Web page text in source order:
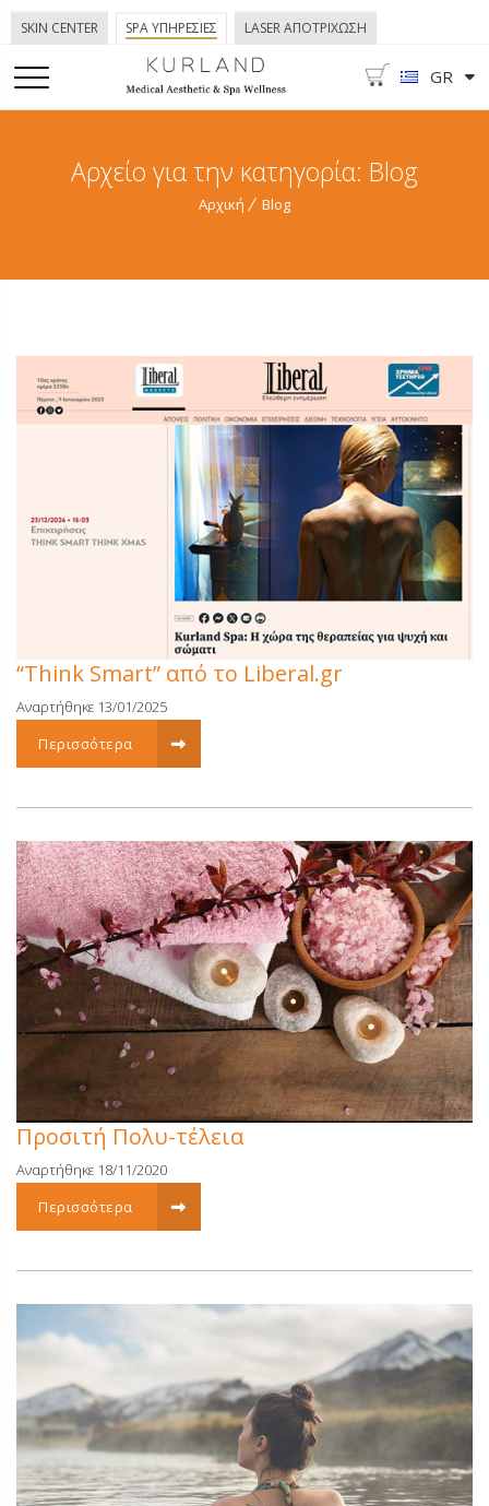
GR
SKIN CENTER SPA ΥΠΗΡΕΣΙΕΣ LASER ΑΠΟΤΡΙΧΩΣΗ
Αρχείο για την κατηγορία: Blog
Αρχική Blog
“Think Smart” από τo Liberal.gr
Αναρτήθηκε 13/01/2025
Περισσότερα
Προσιτή Πολυ-τέλεια
Αναρτήθηκε 18/11/2020
Περισσότερα